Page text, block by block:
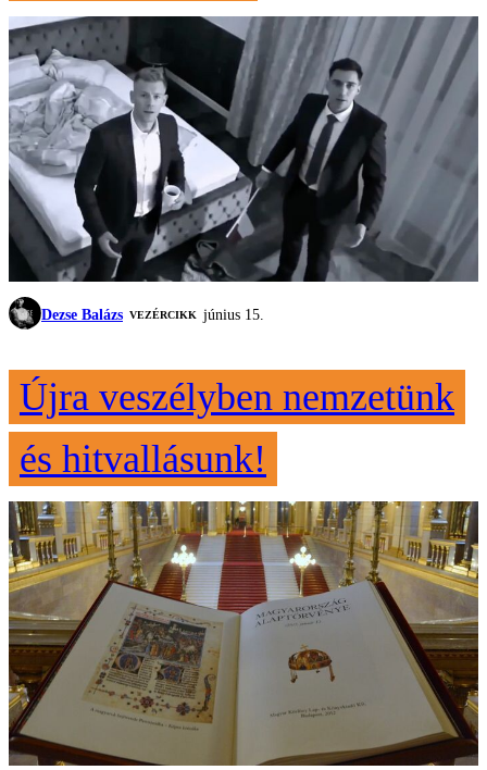
Dezse Balázs VEZÉRCIKK június 15.
Újra veszélyben nemzetünk
és hitvallásunk!